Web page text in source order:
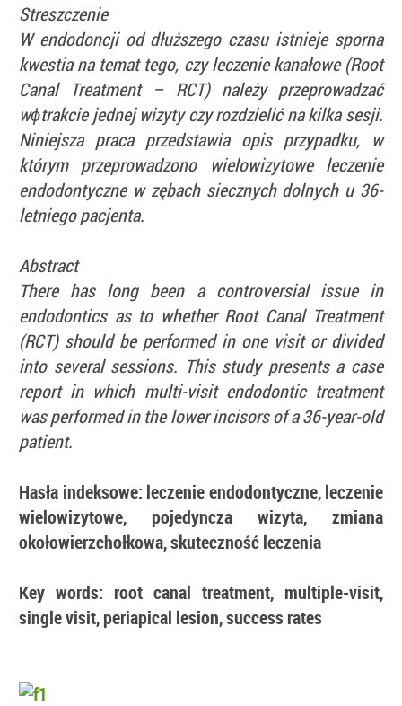
Streszczenie
W endodoncji od dłuższego czasu istnieje sporna
kwestia na temat tego, czy leczenie kanałowe (Root
Canal Treatment – RCT) należy przeprowadzać
wɸtrakcie jednej wizyty czy rozdzielić na kilka sesji.
Niniejsza praca przedstawia opis przypadku, w
którym przeprowadzono wielowizytowe leczenie
endodontyczne w zębach siecznych dolnych u 36-
letniego pacjenta.
Abstract
There has long been a controversial issue in
endodontics as to whether Root Canal Treatment
(RCT) should be performed in one visit or divided
into several sessions. This study presents a case
report in which multi-visit endodontic treatment
was performed in the lower incisors of a 36-year-old
patient.
Hasła indeksowe: leczenie endodontyczne, leczenie
wielowizytowe, pojedyncza wizyta, zmiana
okołowierzchołkowa, skuteczność leczenia
Key words: root canal treatment, multiple-visit,
single visit, periapical lesion, success rates